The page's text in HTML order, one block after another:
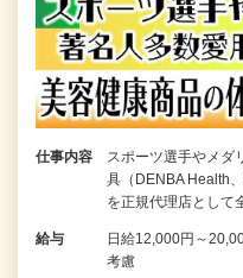
仕事内容
スポーツ選手やメダ
具（DENBA Health
を正規代理店として
給与
日給12,000円～
考慮